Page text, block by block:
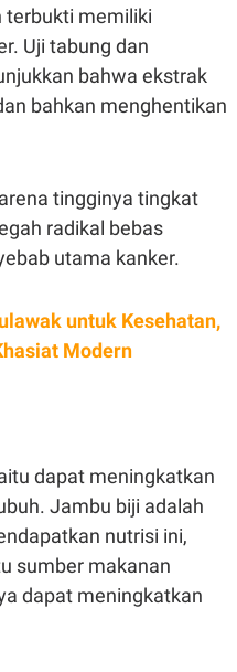
terbukti memiliki
Uji tabung dan
bahwa ekstrak
bahkan menghentikan
tingginya tingkat
radikal bebas
utama kanker.
untuk Kesehatan,
Modern
dapat meningkatkan
Jambu biji adalah
nutrisi ini,
sumber makanan
dapat meningkatkan